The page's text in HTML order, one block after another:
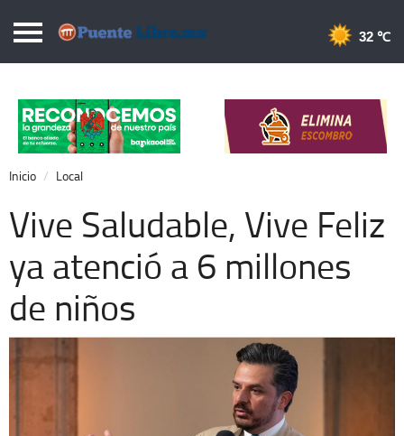
Puentelibre.mx
Local
Nacional
Opinión
Cronos
Economía
Espectáculos
Extra +
32 ℃
Inicio Local
Vive Saludable, Vive Feliz
ya atenció a 6 millones
de niños